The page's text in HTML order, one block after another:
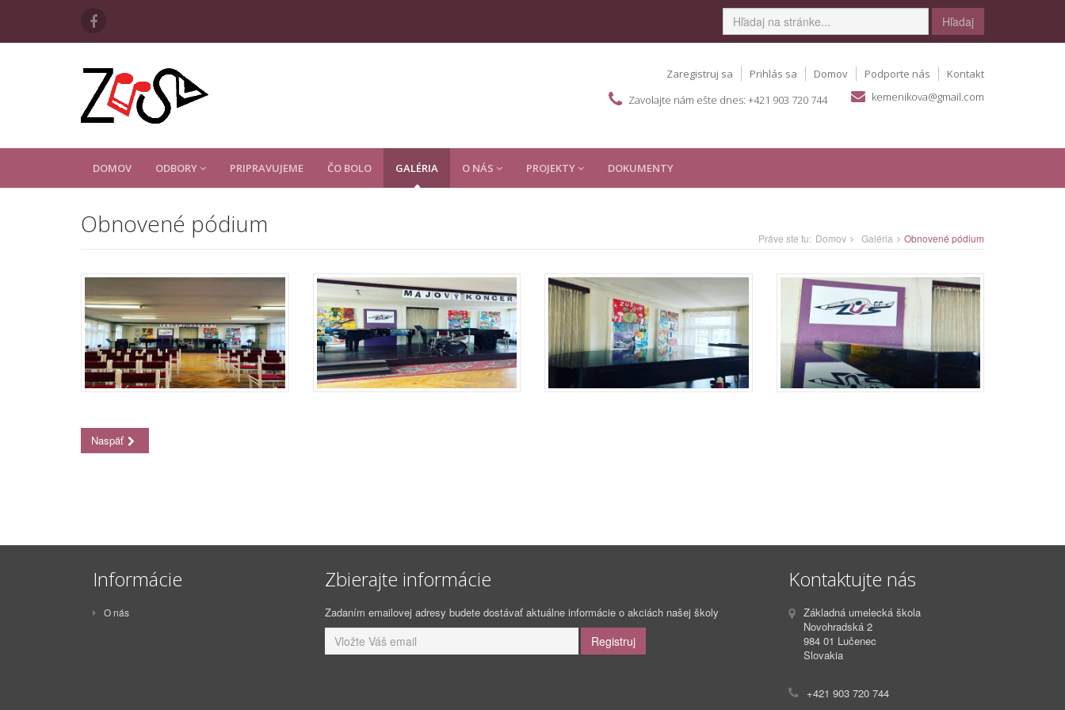
Hľadaj
Zaregistruj sa Prihlás sa Domov Podporte nás
Kontakt
Zavolajte nám ešte dnes: +421 903 720 744
kemenikova@gmail.com
DOMOV ODBORY PRIPRAVUJEME ČO BOLO GALÉRIA O NÁS PROJEKTY DOKUMENTY
Obnovené pódium Práve ste tu: Domov Galéria Obnovené pódium
Naspäť
Informácie
O nás
Zbierajte informácie
Zadaním emailovej adresy budete dostávať aktuálne informácie o akciách našej školy
Kontaktujte nás
Základná umelecká škola
Novohradská 2
984 01 Lučenec
Slovakia
+421 903 720 744